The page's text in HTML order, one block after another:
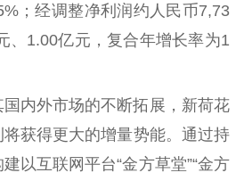
；经调整净利润约 人民币7,73
、1.00亿元，复合年增长率为1
国内外市场的不断拓展，新荷花
获得更大的增量势能。通过持
以互联网平台“金方草堂”“金方